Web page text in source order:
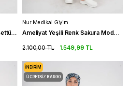
Petrol Mavi Sakura Model Tesettür Doktor Hemşire Scrubs Üniforma Takımı
Nur Medikal Giyim
Ameliyat Yeşili Renk Sakura Model Tesettür Doktor Hemşire Scrubs Üniforma Takımı
1.549,99 TL
2.100,00 TL
İNDIRIM
ÜCRETSIZ KARGO